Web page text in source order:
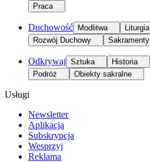
Praca
Duchowość Modlitwa Liturgia
Rozwój Duchowy
Sakramenty
Odkrywaj Sztuka Historia
Podróż
Obiekty sakralne
Usługi
Newsletter
Aplikacja
Subskrypcja
Wesprzyj
Reklama